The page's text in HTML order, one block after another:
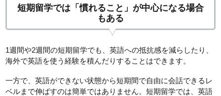
短期留学では「慣れること」が中心になる場合
もある
1週間や2週間の短期留学でも、英語への抵抗感を減らしたり、
海外で英語を使う経験を積んだりすることはできます。
一方で、英語ができない状態から短期間で自由に会話できるレ
ベルまで伸ばすのは簡単ではありません。短期留学では、英語